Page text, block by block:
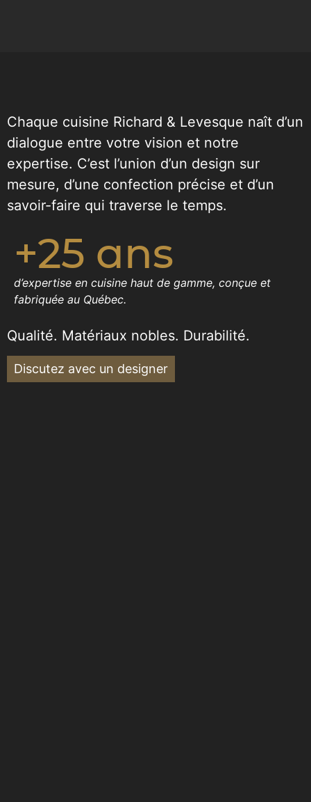
Chaque cuisine Richard & Levesque naît d’un
dialogue entre votre vision et notre
expertise. C’est l’union d’un design sur
mesure, d’une confection précise et d’un
savoir-faire qui traverse le temps.
+25 ans
d’expertise en cuisine haut de gamme, conçue et
fabriquée au Québec.
Qualité. Matériaux nobles. Durabilité.
Discutez avec un designer